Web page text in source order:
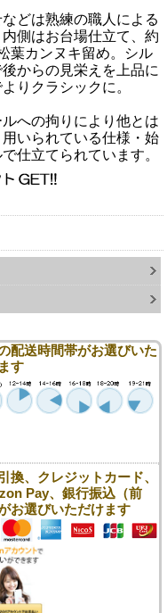
どは熟練の職人による
側はお台場仕立て、約
葉カンヌキ留め。シル
からの見栄えを上品に
りクラシックに。
への拘りにより他とは
いられている仕様・始
仕立てられています。
配送時間帯がお選びいた
す
換、クレジットカード、
Pay、銀行振込（前
お選びいただけます